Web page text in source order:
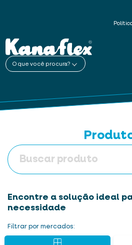
O que você procura?
Encontre a solução ideal
necessidade
Filtrar por mercados: